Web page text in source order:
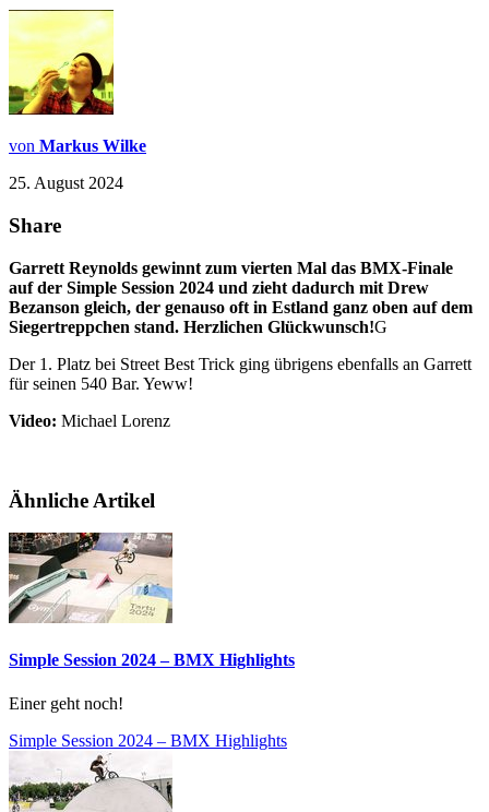
von Markus Wilke
25. August 2024
Share
Garrett Reynolds gewinnt zum vierten Mal das BMX-Finale
auf der Simple Session 2024 und zieht dadurch mit Drew
Bezanson gleich, der genauso oft in Estland ganz oben auf dem
Siegertreppchen stand. Herzlichen Glückwunsch!G
Der 1. Platz bei Street Best Trick ging übrigens ebenfalls an Garrett
für seinen 540 Bar. Yeww!
Video: Michael Lorenz
Ähnliche Artikel
Simple Session 2024 – BMX Highlights
Einer geht noch!
Simple Session 2024 – BMX Highlights